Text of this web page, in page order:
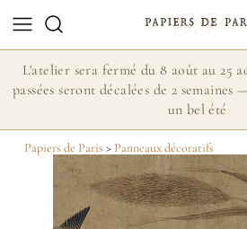
L'atelier sera fermé du 8 août au 25
passées seront décalées de 2
un bel été
Papiers de Paris > Panneaux décoratifs